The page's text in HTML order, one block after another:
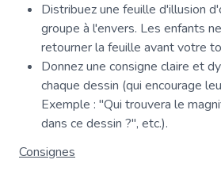
Distribuez une feuille d'illusion
groupe à l'envers. Les enfants
retourner la feuille avant votre
Donnez une consigne claire et
chaque dessin (qui encourage
Exemple : "Qui trouvera le
dans ce dessin ?", etc.).
Consignes